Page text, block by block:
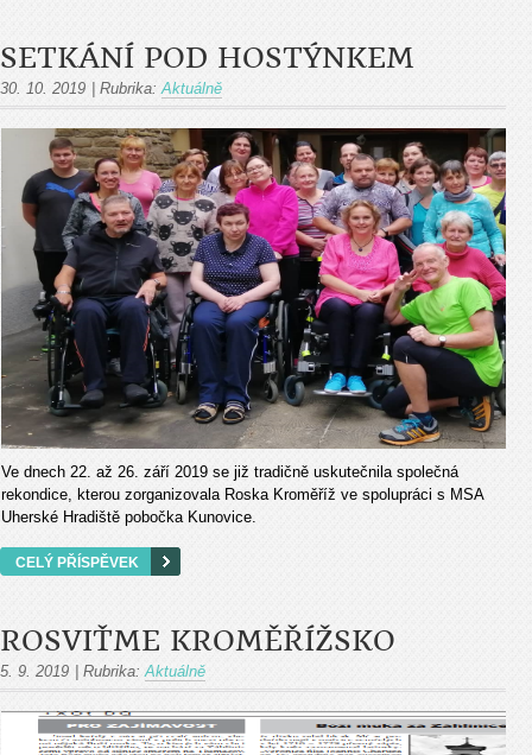
SETKÁNÍ POD HOSTÝNKEM
30. 10. 2019 Rubrika: Aktuálně
Ve dnech 22. až 26. září 2019 se již tradičně uskutečnila společná
rekondice, kterou zorganizovala Roska Kroměříž ve spolupráci s MSA
Uherské Hradiště pobočka Kunovice.
CELÝ PŘÍSPĚVEK
ROSVIŤME KROMĚŘÍŽSKO
5. 9. 2019 Rubrika: Aktuálně